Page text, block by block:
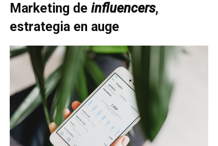
Marketing de influencers,
estrategia en auge